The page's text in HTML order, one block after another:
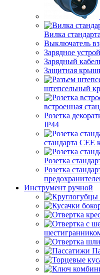
Вилка
Выключатель
Зарядное
Зарядный
Защитная
штепсельный
встроенная
Розетка
IP44
стандарта СЕЕ
Розетка
Розетка
Инструмент ручной